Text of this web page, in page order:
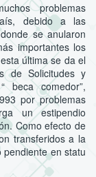
problemas
debido a las
se anularon
importantes los
última se da el
de Solicitudes y
beca comedor”,
por problemas
un estipendio
Como efecto de
transferidos a la
en statu